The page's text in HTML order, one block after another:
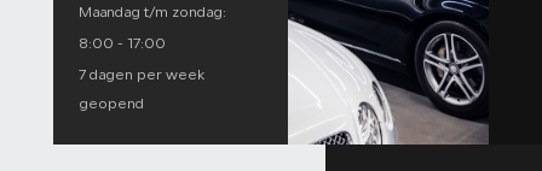
Maandag t/m zondag:
8:00 - 17:00
7 dagen per week
geopend